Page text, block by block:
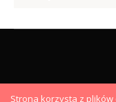
Strona korzysta z plików